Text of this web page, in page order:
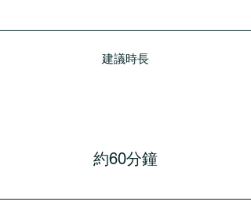
建議時長
約60分鐘